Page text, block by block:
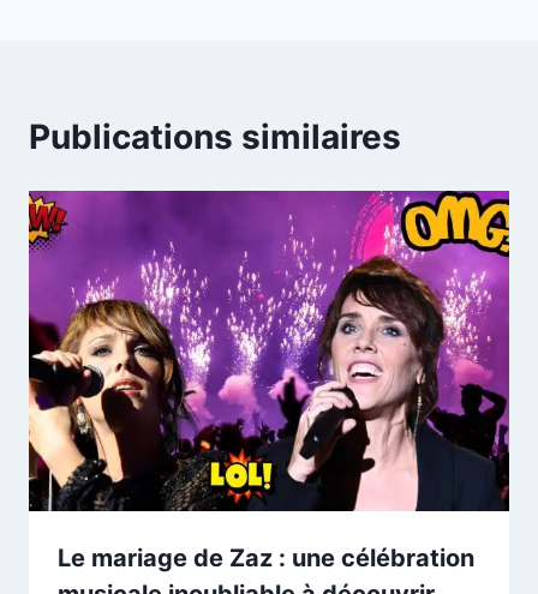
Publications similaires
Le mariage de Zaz : une célébration